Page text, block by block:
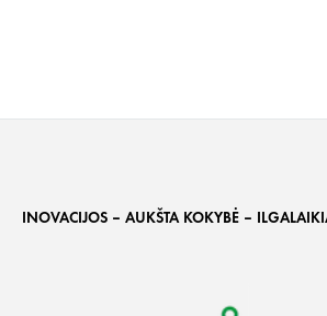
INOVACIJOS – AUKŠTA KOKYBĖ –